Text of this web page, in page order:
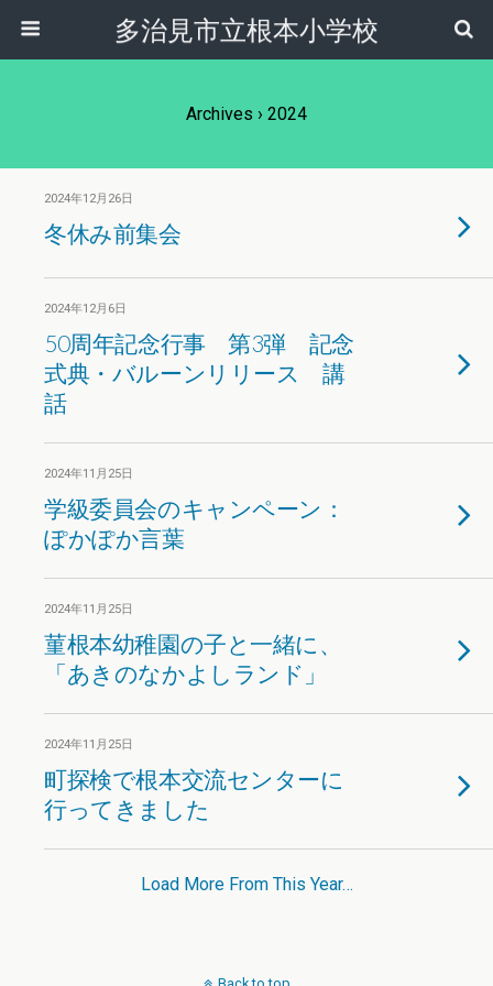
多治見市立根本小学校
Archives › 2024
2024年12月26日
冬休み前集会
2024年12月6日
50周年記念行事 第3弾 記念
式典・バルーンリリース 講
話
2024年11月25日
学級委員会のキャンペーン：
ぽかぽか言葉
2024年11月25日
菫根本幼稚園の子と一緒に、
「あきのなかよしランド」
2024年11月25日
町探検で根本交流センターに
行ってきました
Load More From This Year…